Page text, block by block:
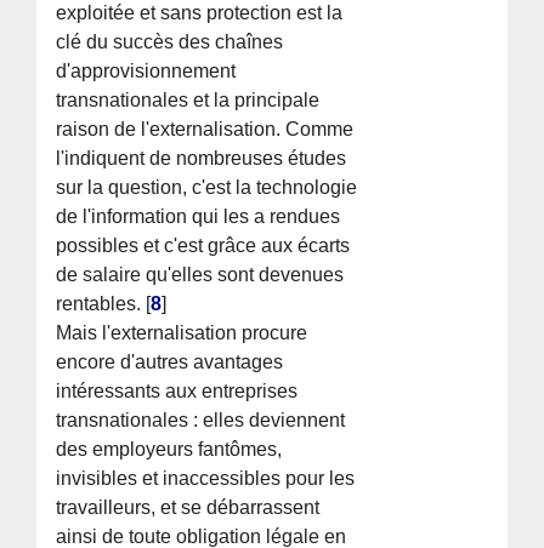
exploitée et sans protection est la
clé du succès des chaînes
d'approvisionnement
transnationales et la principale
raison de l'externalisation. Comme
l'indiquent de nombreuses études
sur la question, c'est la technologie
de l'information qui les a rendues
possibles et c'est grâce aux écarts
de salaire qu'elles sont devenues
rentables. [8]
Mais l'externalisation procure
encore d'autres avantages
intéressants aux entreprises
transnationales : elles deviennent
des employeurs fantômes,
invisibles et inaccessibles pour les
travailleurs, et se débarrassent
ainsi de toute obligation légale en